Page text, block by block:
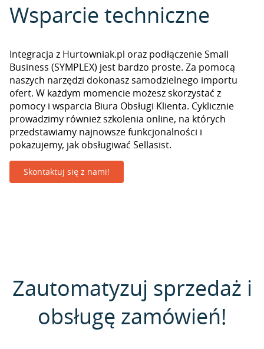
Wsparcie techniczne
Integracja z Hurtowniak.pl oraz podłączenie Small
Business (SYMPLEX) jest bardzo proste. Za pomocą
naszych narzędzi dokonasz samodzielnego importu
ofert. W każdym momencie możesz skorzystać z
pomocy i wsparcia Biura Obsługi Klienta. Cyklicznie
prowadzimy również szkolenia online, na których
przedstawiamy najnowsze funkcjonalności i
pokazujemy, jak obsługiwać Sellasist.
Skontaktuj się z nami!
Zautomatyzuj sprzedaż i
obsługę zamówień!